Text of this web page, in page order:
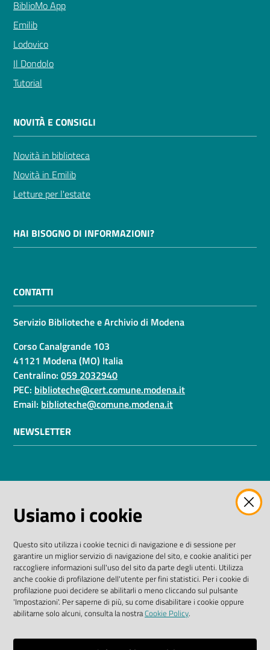
BiblioMo App
Emilib
Lodovico
Il Dondolo
Tutorial
NOVITÀ E CONSIGLI
Novità in biblioteca
Novità in Emilib
Letture per l'estate
HAI BISOGNO DI INFORMAZIONI?
CONTATTI
Servizio Biblioteche e Archivio di Modena
Corso Canalgrande 103
41121 Modena (MO) Italia
Centralino: 059 2032940
PEC: biblioteche@cert.comune.modena.it
Email: biblioteche@comune.modena.it
NEWSLETTER
I dati personali pubblicati sono riutilizzabili solo alle
2003/98/CE e dal D. Lgs. n. 36/2006
SEGUICI SU
Facebook Biblioteche
Instagram
TwitterYouTube
Scarica le app
Usiamo i cookie
Questo sito utilizza i cookie tecnici di navigazione e di sessione per
garantire un miglior servizio di navigazione del sito, e cookie analitici per
raccogliere informazioni sull'uso del sito da parte degli utenti. Utilizza
anche cookie di profilazione dell'utente per fini statistici. Per i cookie di
profilazione puoi decidere se abilitarli o meno cliccando sul pulsante
'Impostazioni'. Per saperne di più, su come disabilitare i cookie oppure
abilitarne solo alcuni, consulta la nostraCookie Policy.